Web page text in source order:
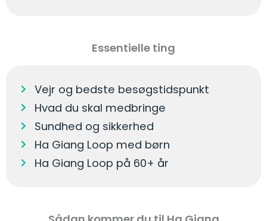
Essentielle ting
Vejr og bedste besøgstidspunkt
Hvad du skal medbringe
Sundhed og sikkerhed
Ha Giang Loop med børn
Ha Giang Loop på 60+ år